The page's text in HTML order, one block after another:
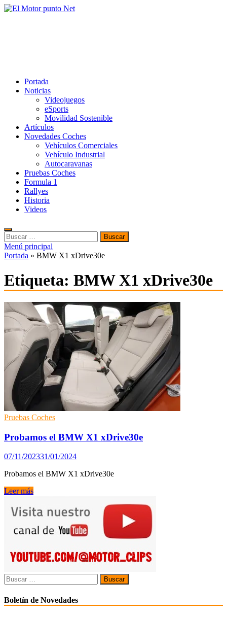
Saltar
Portada
Noticias
Videojuegos
eSports
Movilidad Sostenible
Artículos
Novedades Coches
Vehículos Comerciales
Vehículo Industrial
Autocaravanas
Pruebas Coches
Formula 1
Rallyes
Historia
Videos
Buscar:
Menú principal
Portada » BMW X1 xDrive30e
Etiqueta: BMW X1 xDrive30e
Pruebas Coches
Probamos el BMW X1 xDrive30e
07/11/202331/01/2024
Probamos el BMW X1 xDrive30e
Probamos
BMW
X1
xDrive30e
Leer más
Buscar:
Boletín de Novedades